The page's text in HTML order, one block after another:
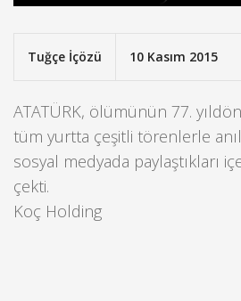
Tuğçe İçözü 10 Kasım 2015
ATATÜRK, ölümünün 77.
tüm yurtta çeşitli törenlerle
sosyal medyada paylaştıkları
çekti.
Koç Holding